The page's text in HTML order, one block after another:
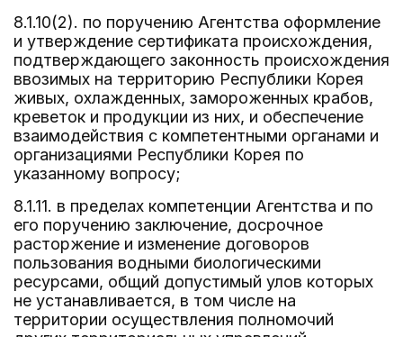
8.1.10(2). по поручению Агентства оформление
и утверждение сертификата происхождения,
подтверждающего законность происхождения
ввозимых на территорию Республики Корея
живых, охлажденных, замороженных крабов,
креветок и продукции из них, и обеспечение
взаимодействия с компетентными органами и
организациями Республики Корея по
указанному вопросу;
8.1.11. в пределах компетенции Агентства и по
его поручению заключение, досрочное
расторжение и изменение договоров
пользования водными биологическими
ресурсами, общий допустимый улов которых
не устанавливается, в том числе на
территории осуществления полномочий